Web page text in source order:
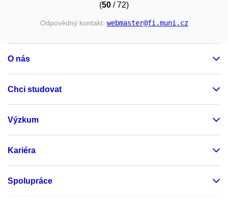
(50 / 72)
Odpovědný kontakt: webmaster@fi.muni.cz
O nás
Chci studovat
Výzkum
Kariéra
Spolupráce